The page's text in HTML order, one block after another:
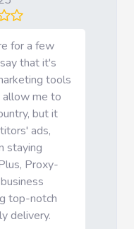
for a few
that it's
tools
me to
but it
ads,
staying
Proxy-
top-notch
delivery.